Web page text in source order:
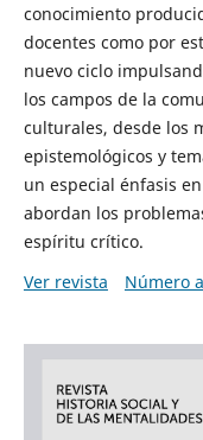
conocimiento
docentes como por
nuevo ciclo
los campos de la
culturales, desde los
epistemológicos y
un especial énfasis
abordan los
espíritu crítico.
Ver revista
Número